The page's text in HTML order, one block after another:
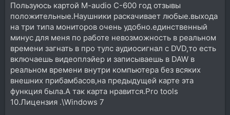
Пользуюсь картой M-audio C-600 год отзывы
положительные.Наушники раскачивает любые.выхода
на три типа мониторов очень удобно.единственный
минус для меня по работе невозможность в реальном
времени загнать в про тулс аудиосигнал с DVD,то есть
включаешь видеоплэйер и записываешь в DAW в
реальном времени внутри компьютера без всяких
внешних прибамбасов,на предыдущей карте эта
функция была.А так карта нравится.Pro tools
10.Лицензия .\Windows 7